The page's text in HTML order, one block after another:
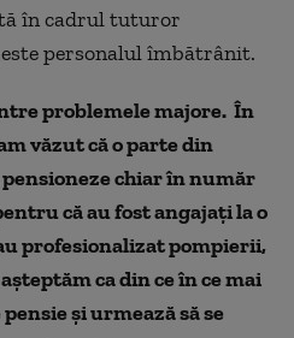
în cadrul tuturor
personalul îmbătrânit.
problemele majore. În
văzut că o parte din
chiar în număr
că au fost angajați la o
profesionalizat pompierii,
ca din ce în ce mai
și urmează să se